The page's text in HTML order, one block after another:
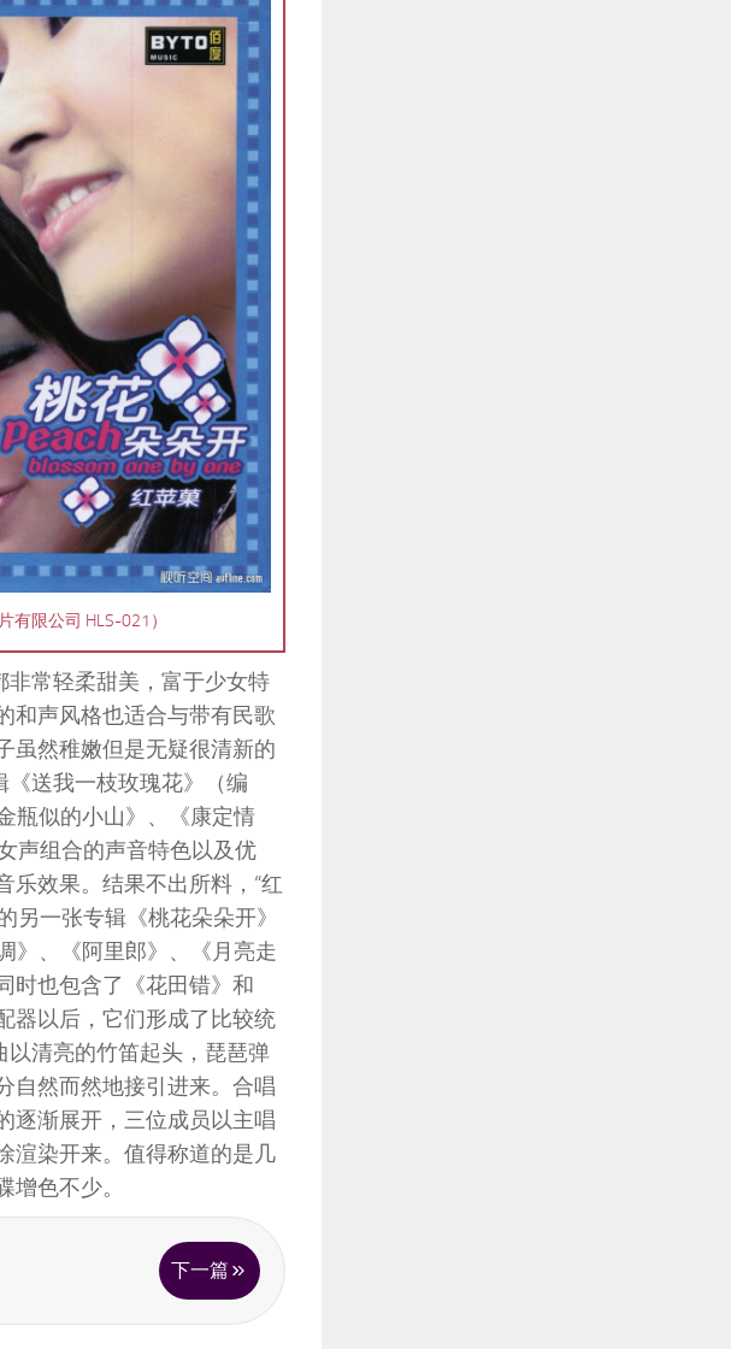
限公司 HLS-021）
非常轻柔甜美，富于少女特
和声风格也适合与带有民歌
虽然稚嫩但是无疑很清新的
《送我一枝玫瑰花》（编
瓶似的小山》、《康定情
声组合的声音特色以及优
乐效果。结果不出所料，“红
另一张专辑《桃花朵朵开》
》、《阿里郎》、《月亮走
时也包含了《花田错》和
器以后，它们形成了比较统
以清亮的竹笛起头，琵琶弹
自然而然地接引进来。合唱
逐渐展开，三位成员以主唱
渲染开来。值得称道的是几
色不少。
下一篇